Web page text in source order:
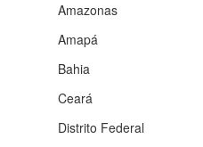
Amazonas
Amapá
Bahia
Ceará
Distrito Federal